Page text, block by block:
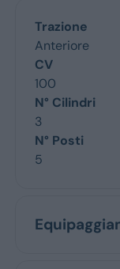
Trazione
Anteriore
CV
100
N° Cilindri
3
N° Posti
5